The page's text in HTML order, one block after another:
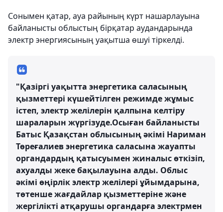
Сонымен қатар, ауа райының күрт нашарлауына
байланысты облыстың бірқатар аудандарында
электр энергиясының уақытша өшуі тіркелді.
"Қазіргі уақытта энергетика саласының
қызметтері күшейтілген режимде жұмыс
істеп, электр желілерін қалпына келтіру
шараларын жүргізуде.Осыған байланысты
Батыс Қазақстан облысының әкімі Нариман
Төреғалиев энергетика саласына жауапты
органдардың қатысуымен жиналыс өткізіп,
ахуалды жеке бақылауына алды. Облыс
әкімі өңірлік электр желілері ұйымдарына,
төтенше жағдайлар қызметтеріне және
жергілікті атқарушы органдарға электрмен